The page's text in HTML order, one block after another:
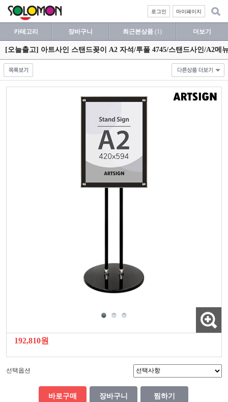
마이페이지
로그인
카테고리 장바구니 최근본상품 (1) 더보기
[오늘출고] 아트사인 스탠드꽂이 A2 자석/투폴 4745/스탠드사인/A2메
192,810원
선택옵션
바로구매 장바구니 찜하기